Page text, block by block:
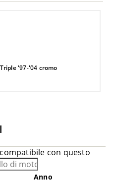
'97-'04 cromo
con questo
Anno